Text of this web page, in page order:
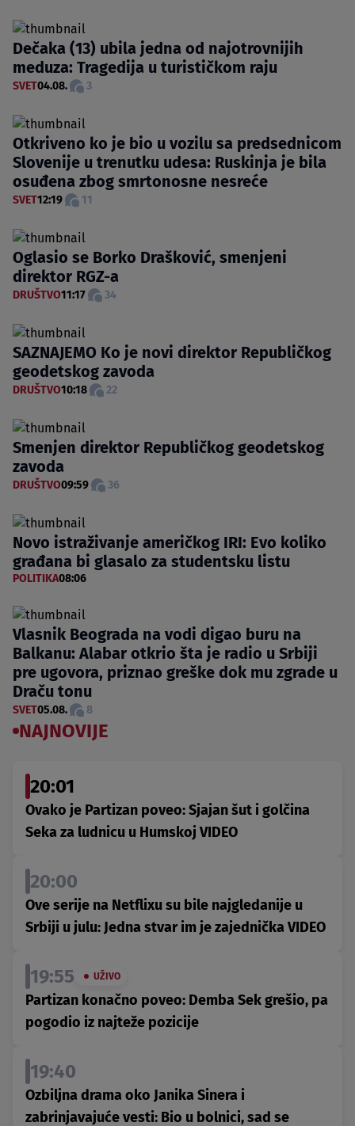
Dečaka (13) ubila jedna od najotrovnijih
meduza: Tragedija u turističkom raju
SVET04.08. 3
Otkriveno ko je bio u vozilu sa predsednicom
Slovenije u trenutku udesa: Ruskinja je bila
osuđena zbog smrtonosne nesreće
SVET12:19 11
Oglasio se Borko Drašković, smenjeni
direktor RGZ-a
DRUŠTVO11:17 34
SAZNAJEMO Ko je novi direktor Republičkog
geodetskog zavoda
DRUŠTVO10:18 22
Smenjen direktor Republičkog geodetskog
zavoda
DRUŠTVO09:59 36
Novo istraživanje američkog IRI: Evo koliko
građana bi glasalo za studentsku listu
POLITIKA08:06
Vlasnik Beograda na vodi digao buru na
Balkanu: Alabar otkrio šta je radio u Srbiji
pre ugovora, priznao greške dok mu zgrade u
Draču tonu
SVET05.08. 8
NAJNOVIJE
20:01
Ovako je Partizan poveo: Sjajan šut i golčina
Seka za ludnicu u Humskoj VIDEO
20:00
Ove serije na Netflixu su bile najgledanije u
Srbiji u julu: Jedna stvar im je zajednička VIDEO
19:55 UŽIVO
Partizan konačno poveo: Demba Sek grešio, pa
pogodio iz najteže pozicije
19:40
Ozbiljna drama oko Janika Sinera i
zabrinjavajuće vesti: Bio u bolnici, sad se